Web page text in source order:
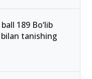
189 Bo‘lib
tanishing